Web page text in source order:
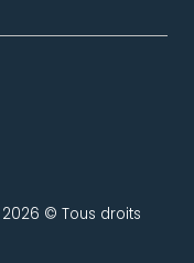
© Tous droits